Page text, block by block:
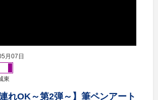
月07日
東
れOK～第2弾～】筆ペンアート